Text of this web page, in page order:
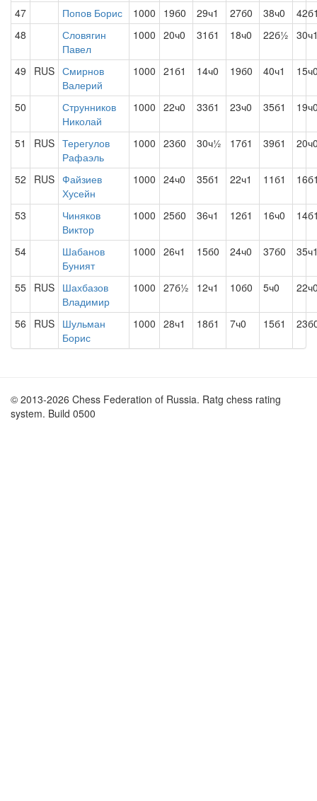
47 Попов Борис 1000 19б0 29ч1 27б0 38ч0
48
Словягин
Павел
1000 20ч0 31б1 18ч0 22б½
49 RUS Смирнов
Валерий
1000 21б1 14ч0 19б0 40ч1
50
Струнников
Николай
1000 22ч0 33б1 23ч0 35б1
51 RUS Терегулов
Рафаэль
1000 23б0 30ч½ 17б1 39б1
52 RUS Файзиев
Хусейн
1000 24ч0 35б1 22ч1 11б1
53
Чиняков
Виктор
1000 25б0 36ч1 12б1 16ч0
54
Шабанов
Буният
1000 26ч1 15б0 24ч0 37б0
55 RUS Шахбазов
Владимир
1000 27б½ 12ч1 10б0 5ч0
56 RUS Шульман
Борис
1000 28ч1 18б1 7ч0 15б1
© 2013-2026 Chess Federation of Russia. Ratg chess rating
system. Build 0500